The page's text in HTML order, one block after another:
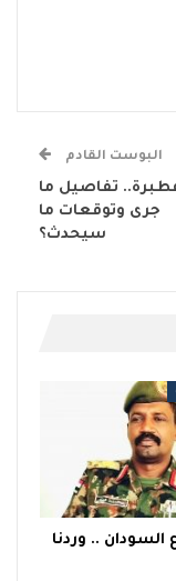
البوست القادم
تفاصيل ما
جرى وتوقعات ما
سيحدث؟
السودان .. وردنا